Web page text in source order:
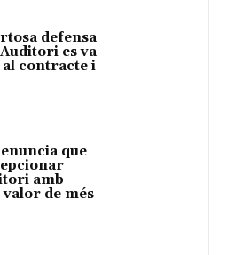
defensa
es va
contracte i
que
amb
de més